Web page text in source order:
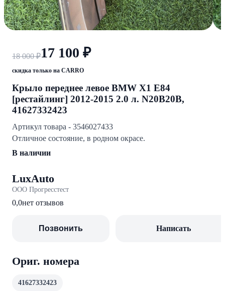
18 000 ₽17 100 ₽
скидка только на CARRO
Крыло переднее левое BMW X1 E84
[рестайлинг] 2012-2015 2.0 л. N20B20B,
41627332423
Артикул товара - 3546027433
Отличное состояние, в родном окрасе.
В наличии
LuxAuto
ООО Прогресстест
0,0нет отзывов
Позвонить Написать
Ориг. номера
41627332423